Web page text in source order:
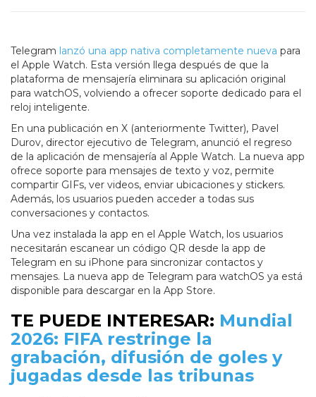
Telegram lanzó una app nativa completamente nueva para
el Apple Watch. Esta versión llega después de que la
plataforma de mensajería eliminara su aplicación original
para watchOS, volviendo a ofrecer soporte dedicado para el
reloj inteligente.
En una publicación en X (anteriormente Twitter), Pavel
Durov, director ejecutivo de Telegram, anunció el regreso
de la aplicación de mensajería al Apple Watch. La nueva app
ofrece soporte para mensajes de texto y voz, permite
compartir GIFs, ver videos, enviar ubicaciones y stickers.
Además, los usuarios pueden acceder a todas sus
conversaciones y contactos.
Una vez instalada la app en el Apple Watch, los usuarios
necesitarán escanear un código QR desde la app de
Telegram en su iPhone para sincronizar contactos y
mensajes. La nueva app de Telegram para watchOS ya está
disponible para descargar en la App Store.
TE PUEDE INTERESAR: Mundial
2026: FIFA restringe la
grabación, difusión de goles y
jugadas desde las tribunas